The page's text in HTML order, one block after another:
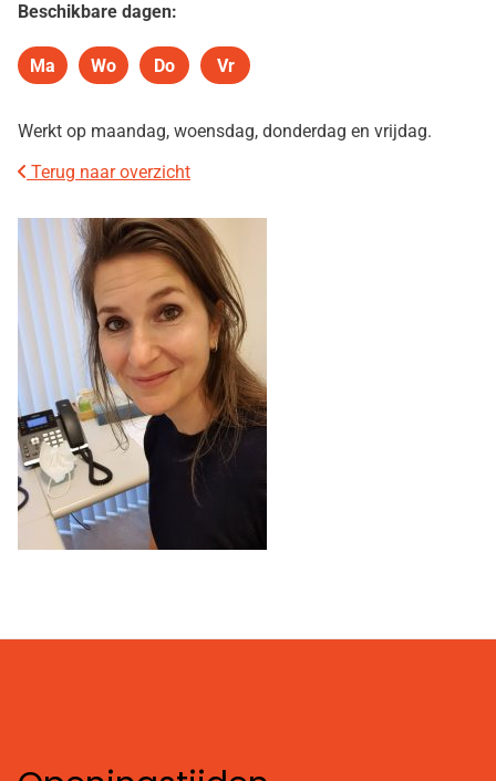
Beschikbare dagen:
Maandag
Ma Woensdag
Wo Donderdag
Do Vrijdag
Vr
Werkt op maandag, woensdag, donderdag en vrijdag.
Terug naar overzicht